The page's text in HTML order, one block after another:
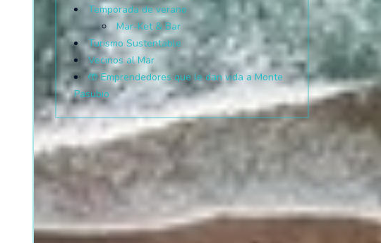
Temporada de verano
Mar-Ket & Bar
Turismo Sustentable
Vecinos al Mar
🤲 Emprendedores que le dan vida a Monte
Pasubio